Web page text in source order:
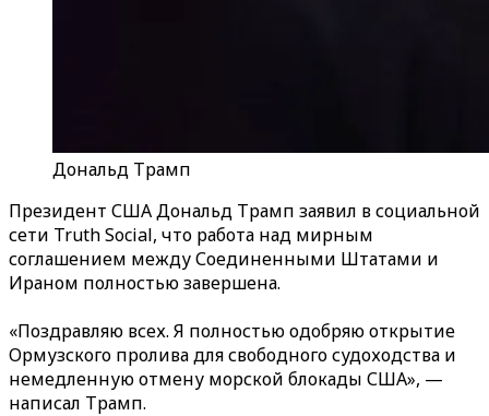
Дональд Трамп
Президент США Дональд Трамп заявил в социальной
сети Truth Social, что работа над мирным
соглашением между Соединенными Штатами и
Ираном полностью завершена.
«Поздравляю всех. Я полностью одобряю открытие
Ормузского пролива для свободного судоходства и
немедленную отмену морской блокады США», —
написал Трамп.